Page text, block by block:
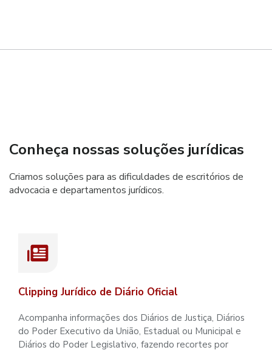
Conheça nossas soluções jurídicas
Criamos soluções para as dificuldades de escritórios de
advocacia e departamentos jurídicos.
Clipping Jurídico de Diário Oficial
Acompanha informações dos Diários de Justiça, Diários
do Poder Executivo da União, Estadual ou Municipal e
Diários do Poder Legislativo, fazendo recortes por